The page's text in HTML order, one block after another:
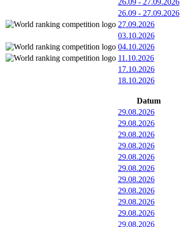
26.09 - 27.09.2026
27.09.2026
03.10.2026
04.10.2026
11.10.2026
17.10.2026
18.10.2026
Datum
29.08.2026
29.08.2026
29.08.2026
29.08.2026
29.08.2026
29.08.2026
29.08.2026
29.08.2026
29.08.2026
29.08.2026
29.08.2026